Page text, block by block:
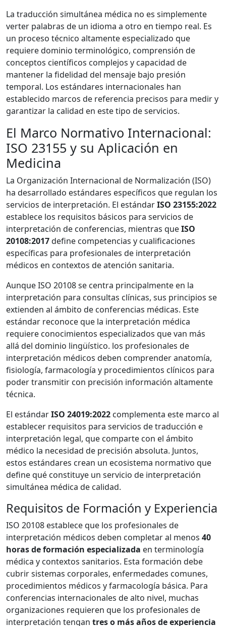
La traducción simultánea médica no es simplemente
verter palabras de un idioma a otro en tiempo real. Es
un proceso técnico altamente especializado que
requiere dominio terminológico, comprensión de
conceptos científicos complejos y capacidad de
mantener la fidelidad del mensaje bajo presión
temporal. Los estándares internacionales han
establecido marcos de referencia precisos para medir y
garantizar la calidad en este tipo de servicios.
El Marco Normativo Internacional:
ISO 23155 y su Aplicación en
Medicina
La Organización Internacional de Normalización (ISO)
ha desarrollado estándares específicos que regulan los
servicios de interpretación. El estándarISO 23155:2022
establece los requisitos básicos para servicios de
interpretación de conferencias, mientras queISO
20108:2017define competencias y cualificaciones
específicas para profesionales de interpretación
médicos en contextos de atención sanitaria.
Aunque ISO 20108 se centra principalmente en la
interpretación para consultas clínicas, sus principios se
extienden al ámbito de conferencias médicas. Este
estándar reconoce que la interpretación médica
requiere conocimientos especializados que van más
allá del dominio lingüístico. los profesionales de
interpretación médicos deben comprender anatomía,
fisiología, farmacología y procedimientos clínicos para
poder transmitir con precisión información altamente
técnica.
El estándarISO 24019:2022 complementa este marco al
establecer requisitos para servicios de traducción e
interpretación legal, que comparte con el ámbito
médico la necesidad de precisión absoluta. Juntos,
estos estándares crean un ecosistema normativo que
define qué constituye un servicio de interpretación
simultánea médica de calidad.
Requisitos de Formación y Experiencia
ISO 20108 establece que los profesionales de
interpretación médicos deben completar al menos 40
horas de formación especializada en terminología
médica y contextos sanitarios. Esta formación debe
cubrir sistemas corporales, enfermedades comunes,
procedimientos médicos y farmacología básica. Para
conferencias internacionales de alto nivel, muchas
organizaciones requieren que los profesionales de
interpretación tengan tres o más años de experiencia